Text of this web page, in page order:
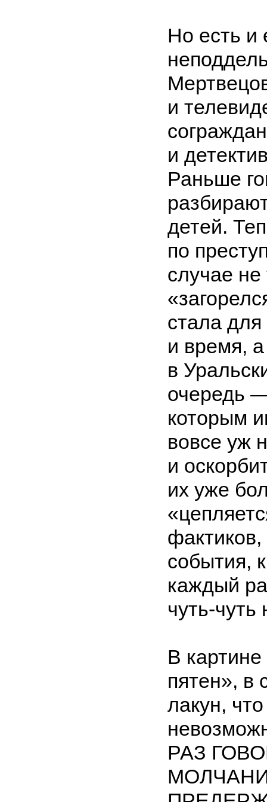
Но есть и
и
и
Раньше
детей.
по
случае
стала
и время,
в
очередь
которым
вовсе уж
и
их уже
фактиков,
события,
каждый
чуть-
В
пятен», в
лакун,
РАЗ